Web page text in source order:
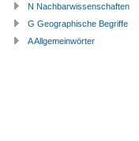
N Nachbarwissenschaften
G Geographische Begriffe
A Allgemeinwörter